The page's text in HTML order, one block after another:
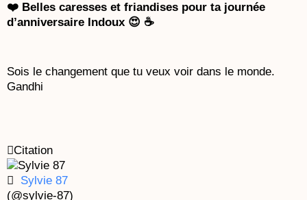
❤️ Belles caresses et friandises pour ta journée
d’anniversaire Indoux 😍 ☕
Sois le changement que tu veux voir dans le monde.
Gandhi
Citation
Sylvie 87
(@sylvie-87)